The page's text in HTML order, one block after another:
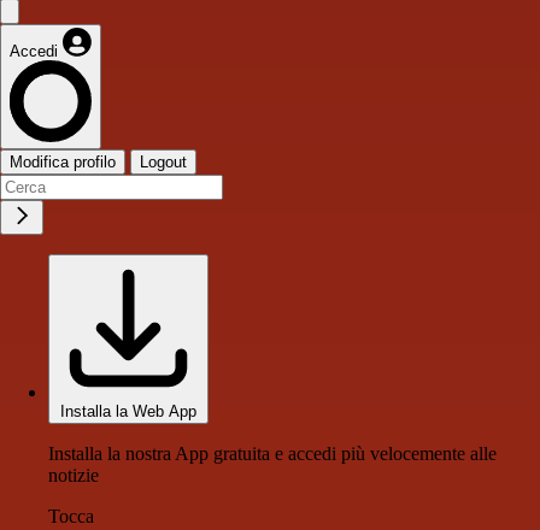
Accedi
Modifica profilo Logout
Installa la Web App
Installa la nostra App gratuita e accedi più velocemente alle
notizie
Tocca